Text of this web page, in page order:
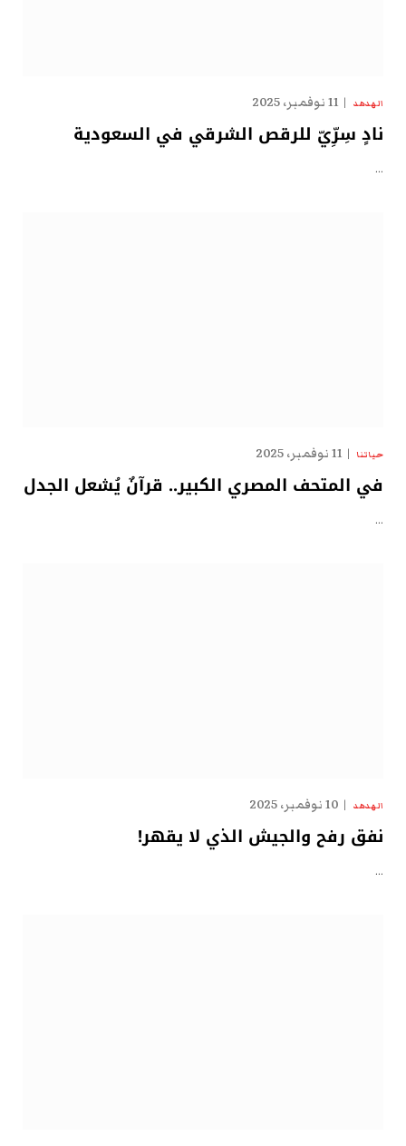
الهدهد 11 نوفمبر، 2025
نادٍ سِرِّيّ للرقص الشرقي في السعودية
…
حياتنا 11 نوفمبر، 2025
في المتحف المصري الكبير.. قرآنٌ يُشعل الجدل
…
الهدهد 10 نوفمبر، 2025
نفق رفح والجيش الذي لا يقهر!
…